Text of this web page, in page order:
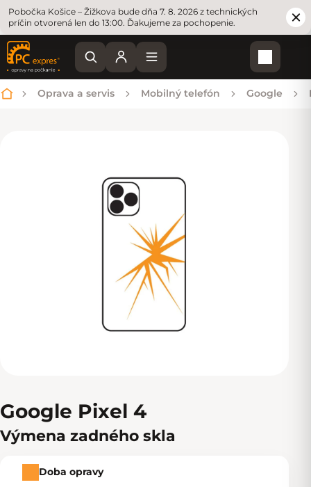
Pobočka Košice – Žižkova bude dňa 7. 8. 2026 z technických
príčin otvorená len do 13:00. Ďakujeme za pochopenie.
Domov
Oprava a servis Mobilný telefón Google
Google Pixel 4
Výmena zadného skla
Doba opravy